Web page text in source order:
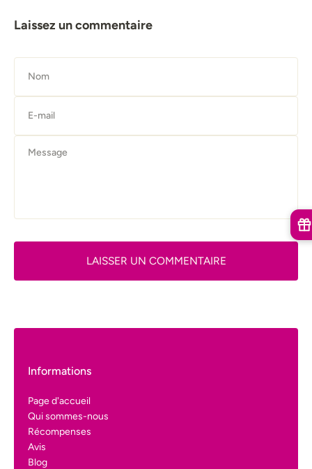
Laissez un commentaire
LAISSER UN COMMENTAIRE
Informations
Page d'accueil
Qui sommes-nous
Récompenses
Avis
Blog